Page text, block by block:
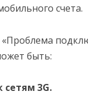
счета.
«Проблема
быть:
3G.